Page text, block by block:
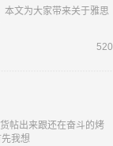
文为大家带来关于雅思
520
帖出来跟还在奋斗的烤
我想